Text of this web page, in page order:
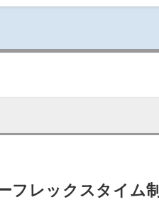
フレックスタイム制